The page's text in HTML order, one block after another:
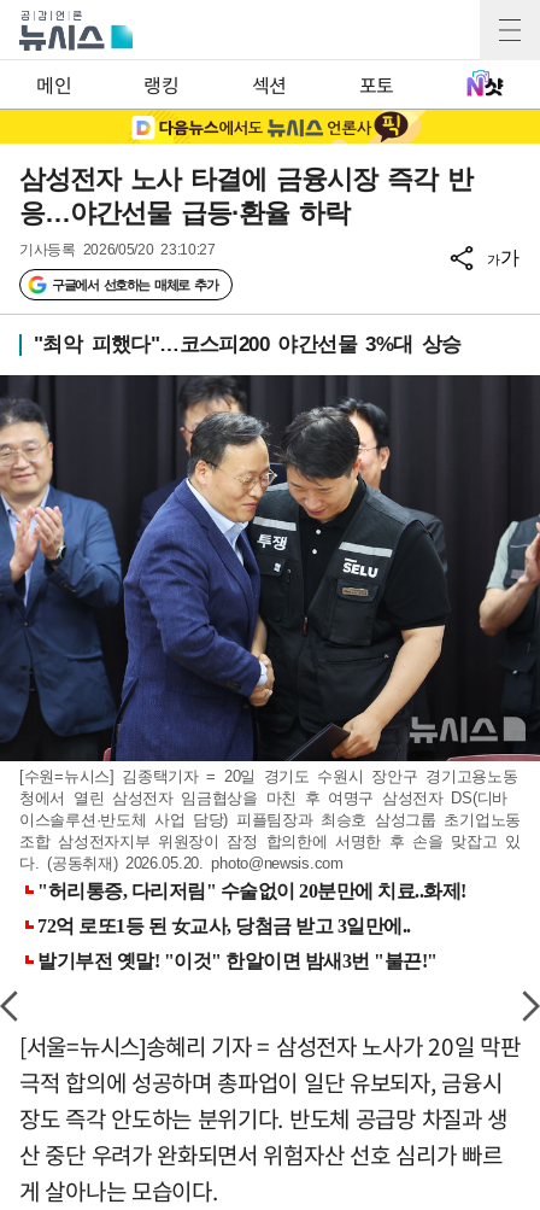
메인 랭킹 섹션 포토
삼성전자 노사 타결에 금융시장 즉각 반
응…야간선물 급등·환율 하락
기사등록 2026/05/20 23:10:27
구글에서 선호하는 매체로 추가
가가
"최악 피했다"…코스피200 야간선물 3%대 상승
[수원=뉴시스] 김종택기자 = 20일 경기도 수원시 장안구 경기고용노동
청에서 열린 삼성전자 임금협상을 마친 후 여명구 삼성전자 DS(디바
이스솔루션·반도체 사업 담당) 피플팀장과 최승호 삼성그룹 초기업노동
조합 삼성전자지부 위원장이 잠정 합의한에 서명한 후 손을 맞잡고 있
다. (공동취재) 2026.05.20.photo@newsis.com
[서울=뉴시스]송혜리 기자 = 삼성전자 노사가 20일 막판
극적 합의에 성공하며 총파업이 일단 유보되자, 금융시
장도 즉각 안도하는 분위기다. 반도체 공급망 차질과 생
산 중단 우려가 완화되면서 위험자산 선호 심리가 빠르
게 살아나는 모습이다.